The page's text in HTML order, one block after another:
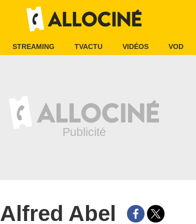
STREAMING TVACTU VIDÉOS VOD
Alfred Abel